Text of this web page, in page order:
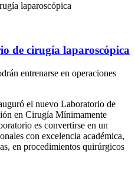
laparoscópica
de cirugía laparoscópica
entrenarse en operaciones
el nuevo Laboratorio de
en Cirugía Mínimamente
es convertirse en un
con excelencia académica,
en procedimientos quirúrgicos